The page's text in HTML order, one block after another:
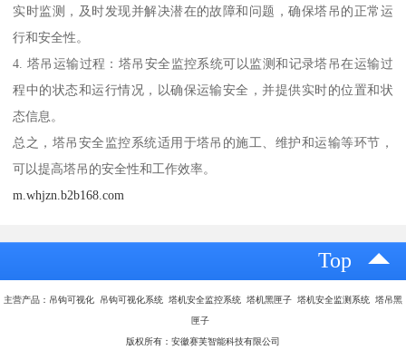
实时监测，及时发现并解决潜在的故障和问题，确保塔吊的正常运
行和安全性。
4. 塔吊运输过程：塔吊安全监控系统可以监测和记录塔吊在运输过
程中的状态和运行情况，以确保运输安全，并提供实时的位置和状
态信息。
总之，塔吊安全监控系统适用于塔吊的施工、维护和运输等环节，
可以提高塔吊的安全性和工作效率。
m.whjzn.b2b168.com
Top
主营产品：吊钩可视化 吊钩可视化系统 塔机安全监控系统 塔机黑匣子 塔机安全监测系统 塔吊黑
匣子
版权所有：安徽赛芙智能科技有限公司